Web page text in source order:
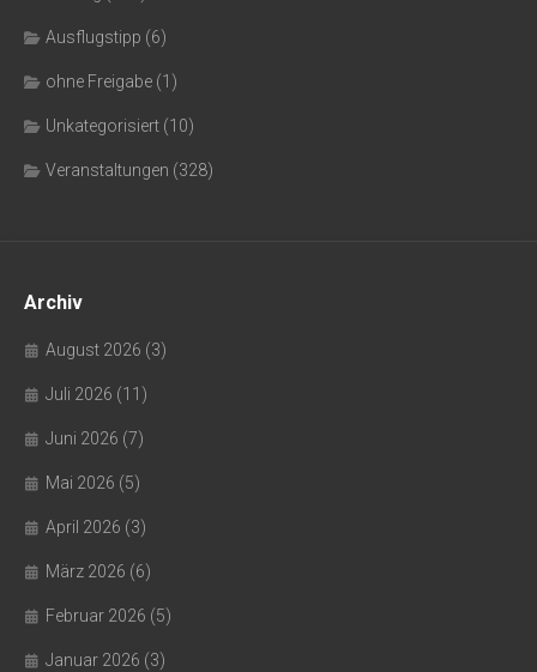
Ausflugstipp (6)
ohne Freigabe (1)
Unkategorisiert (10)
Veranstaltungen (328)
Archiv
August 2026 (3)
Juli 2026 (11)
Juni 2026 (7)
Mai 2026 (5)
April 2026 (3)
März 2026 (6)
Februar 2026 (5)
Januar 2026 (3)